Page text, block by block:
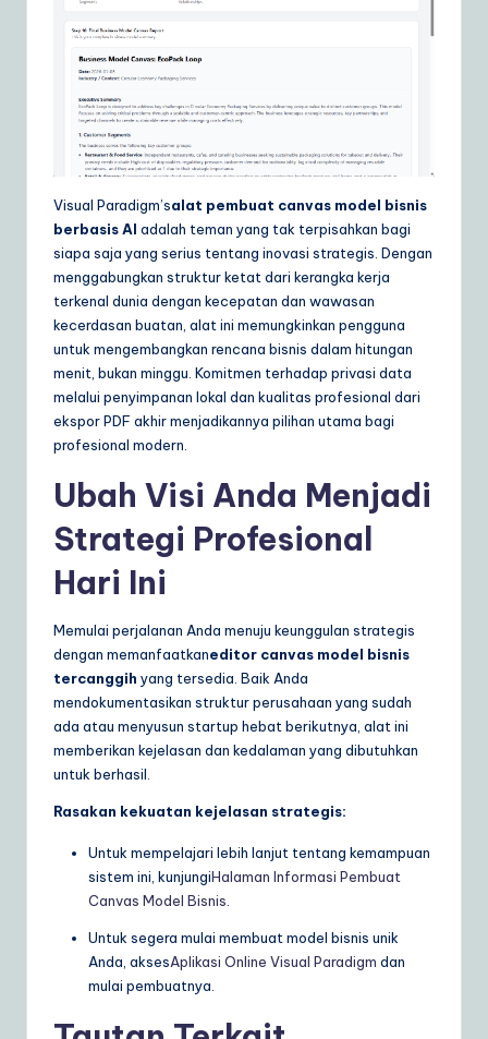
Visual Paradigm’salat pembuat canvas model bisnis
berbasis AI adalah teman yang tak terpisahkan bagi
siapa saja yang serius tentang inovasi strategis. Dengan
menggabungkan struktur ketat dari kerangka kerja
terkenal dunia dengan kecepatan dan wawasan
kecerdasan buatan, alat ini memungkinkan pengguna
untuk mengembangkan rencana bisnis dalam hitungan
menit, bukan minggu. Komitmen terhadap privasi data
melalui penyimpanan lokal dan kualitas profesional dari
ekspor PDF akhir menjadikannya pilihan utama bagi
profesional modern.
Ubah Visi Anda Menjadi
Strategi Profesional
Hari Ini
Memulai perjalanan Anda menuju keunggulan strategis
dengan memanfaatkaneditor canvas model bisnis
tercanggih yang tersedia. Baik Anda
mendokumentasikan struktur perusahaan yang sudah
ada atau menyusun startup hebat berikutnya, alat ini
memberikan kejelasan dan kedalaman yang dibutuhkan
untuk berhasil.
Rasakan kekuatan kejelasan strategis:
Untuk mempelajari lebih lanjut tentang kemampuan
sistem ini, kunjungiHalaman Informasi Pembuat
Canvas Model Bisnis
Untuk segera mulai membuat model bisnis unik
Anda, aksesAplikasi Online Visual Paradigm dan
mulai pembuatnya.